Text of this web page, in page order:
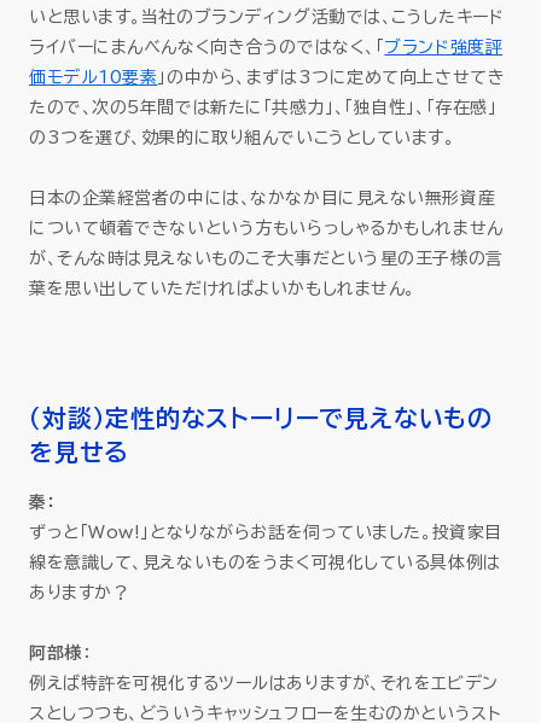
いと思います。当社のブランディング活動では、こうしたキード
ライバーにまんべんなく向き合うのではなく、「 ブランド強度評
価モデル10要素 」の中から、まずは3つに定めて向上させてき
たので、次の5年間では新たに「共感力」、「独自性」、「存在感」
の3つを選び、効果的に取り組んでいこうとしています。
日本の企業経営者の中には、なかなか目に見えない無形資産
について頓着できないという方もいらっしゃるかもしれません
が、そんな時は見えないものこそ大事だという星の王子様の言
葉を思い出していただければよいかもしれません。
（対談）定性的なストーリーで見えないもの
を見せる
秦：
ずっと「Wow!」となりながらお話を伺っていました。投資家目
線を意識して、見えないものをうまく可視化している具体例は
ありますか？
阿部様 ：
例えば特許を可視化するツールはありますが、それをエビデン
スとしつつも、どういうキャッシュフローを生むのかというスト